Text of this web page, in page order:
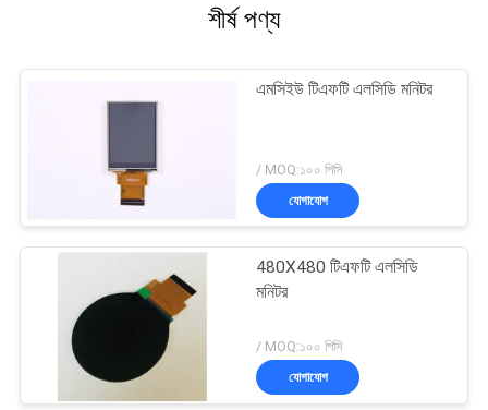
শীর্ষ পণ্য
এমসিইউ টিএফটি এলসিডি মনিটর
/ MOQ:১০০ পিসি
যোগাযোগ
480X480 টিএফটি এলসিডি
মনিটর
/ MOQ:১০০ পিসি
যোগাযোগ